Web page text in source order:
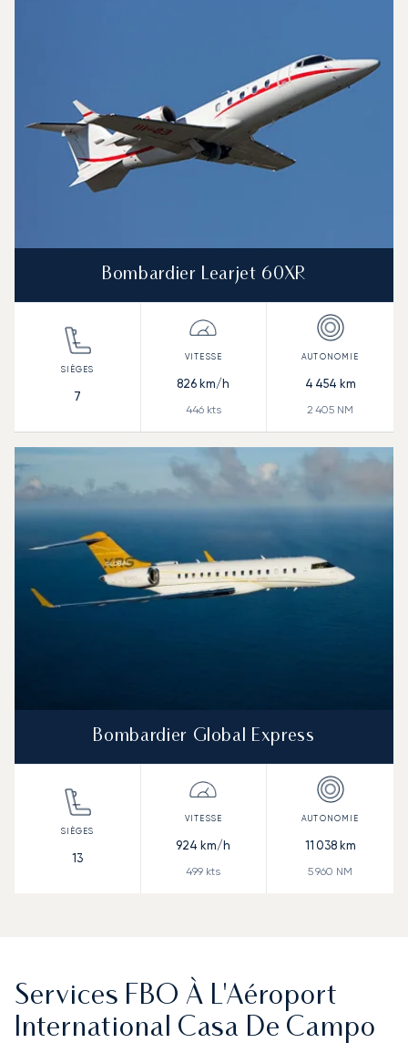
Bombardier Learjet 60XR
7
826 km/h
446kts
4 454 km
2 405 NM
Bombardier Global Express
13
924 km/h
499 kts
11 038km
5 960 NM
Services FBO À L'Aéroport
International Casa De Campo